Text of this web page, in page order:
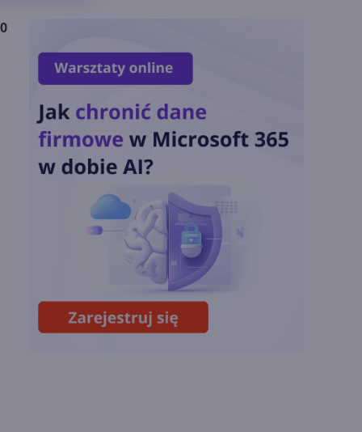
OpenAI tnie ceny
modeli GPT-5.6.
Odpowiedź na presję
Chin
chmury. Microsoft
ogłasza znakomite
wyniki i
superaplikację
Sztuczna inteligencja
wspiera odkrycia
naukowe. OpenAI
startuje z nowym